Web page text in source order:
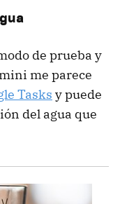
de prueba y
me parece
Tasks y puede
del agua que